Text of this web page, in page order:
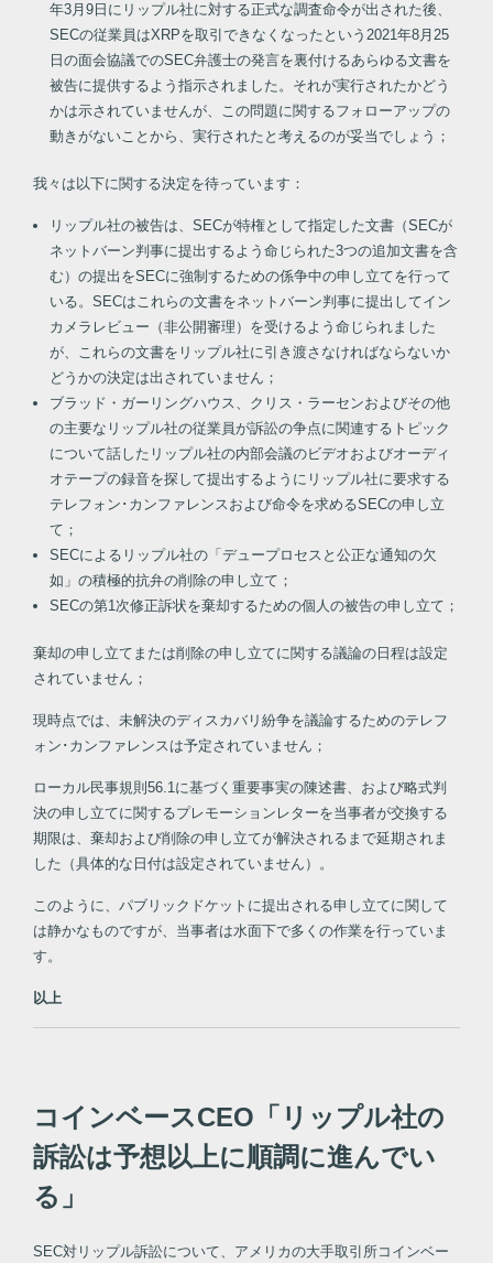
年3月9日にリップル社に対する正式な調査命令が出された後、
SECの従業員はXRPを取引できなくなったという2021年8月25
日の面会協議でのSEC弁護士の発言を裏付けるあらゆる文書を
被告に提供するよう指示されました。それが実行されたかどう
かは示されていませんが、この問題に関するフォローアップの
動きがないことから、実行されたと考えるのが妥当でしょう；
我々は以下に関する決定を待っています：
リップル社の被告は、SECが特権として指定した文書（SECが
ネットバーン判事に提出するよう命じられた3つの追加文書を含
む）の提出をSECに強制するための係争中の申し立てを行って
いる。SECはこれらの文書をネットバーン判事に提出してイン
カメラレビュー（非公開審理）を受けるよう命じられました
が、これらの文書をリップル社に引き渡さなければならないか
どうかの決定は出されていません；
ブラッド・ガーリングハウス、クリス・ラーセンおよびその他
の主要なリップル社の従業員が訴訟の争点に関連するトピック
について話したリップル社の内部会議のビデオおよびオーディ
オテープの録音を探して提出するようにリップル社に要求する
テレフォン･カンファレンスおよび命令を求めるSECの申し立
て；
SECによるリップル社の「デュープロセスと公正な通知の欠
如」の積極的抗弁の削除の申し立て；
SECの第1次修正訴状を棄却するための個人の被告の申し立て；
棄却の申し立てまたは削除の申し立てに関する議論の日程は設定
されていません；
現時点では、未解決のディスカバリ紛争を議論するためのテレフ
ォン･カンファレンスは予定されていません；
ローカル民事規則56.1に基づく重要事実の陳述書、および略式判
決の申し立てに関するプレモーションレターを当事者が交換する
期限は、棄却および削除の申し立てが解決されるまで延期されま
した（具体的な日付は設定されていません）。
このように、パブリックドケットに提出される申し立てに関して
は静かなものですが、当事者は水面下で多くの作業を行っていま
す。
以上
コインベースCEO「リップル社の
訴訟は予想以上に順調に進んでい
る」
SEC対リップル訴訟について、アメリカの大手取引所コインベー